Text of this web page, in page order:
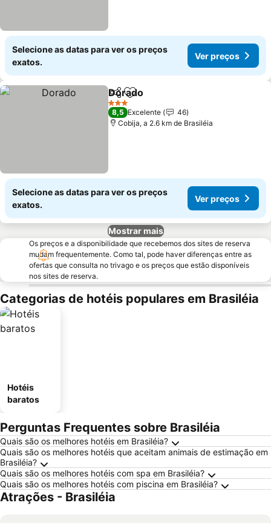
Selecione as datas para ver os preços
exatos.
Ver preços
PartilharAdicionar aos favoritos
Dorado
3 Estrelas
8,5 Excelente
46
Cobija, a 2.6 km de Brasiléia
Selecione as datas para ver os preços
exatos.
Ver preços
Mostrar mais
Os preços e a disponibilidade que recebemos dos sites de reserva
mudam frequentemente. Como tal, pode haver diferenças entre as
ofertas que consulta no trivago e os preços que estão disponíveis
nos sites de reserva.
Categorias de hotéis populares em Brasiléia
Hotéis
baratos
Perguntas Frequentes sobre Brasiléia
Quais são os melhores hotéis em Brasiléia?
Quais são os melhores hotéis que aceitam animais de estimação em
Brasiléia?
Quais são os melhores hotéis com spa em Brasiléia?
Quais são os melhores hotéis com piscina em Brasiléia?
Atrações - Brasiléia